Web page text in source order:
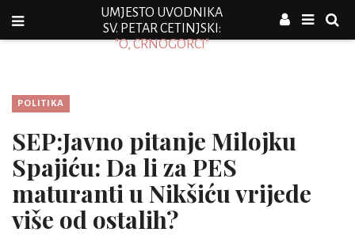
UMJESTO UVODNIKA
SV. PETAR CETINJSKI:
"O, CRNOGORCI"
POLITIKA
SEP:Javno pitanje Milojku
Spajiću: Da li za PES
maturanti u Nikšiću vrijede
više od ostalih?